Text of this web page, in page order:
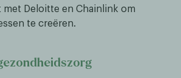
met Deloitte en Chainlink om
te creëren.